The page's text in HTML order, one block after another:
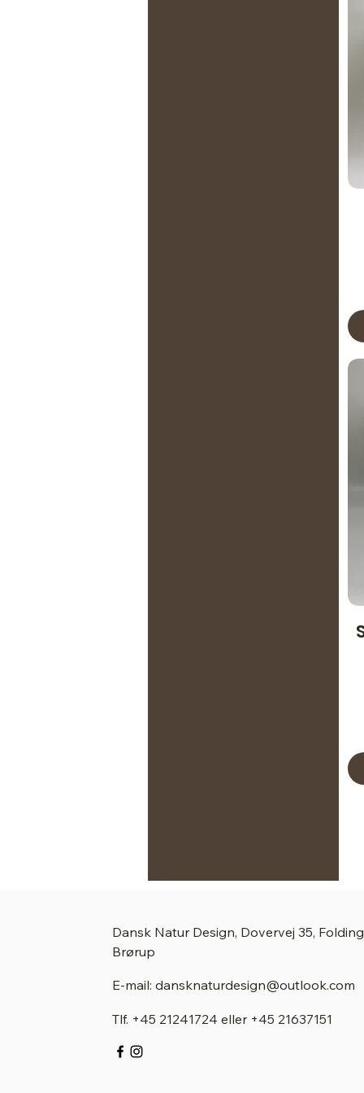
Dansk Natur Design, Dovervej 35,
Brørup
E-mail: dansknaturdesign@outlook.com
Tlf. +45 21241724 eller +45 21637151